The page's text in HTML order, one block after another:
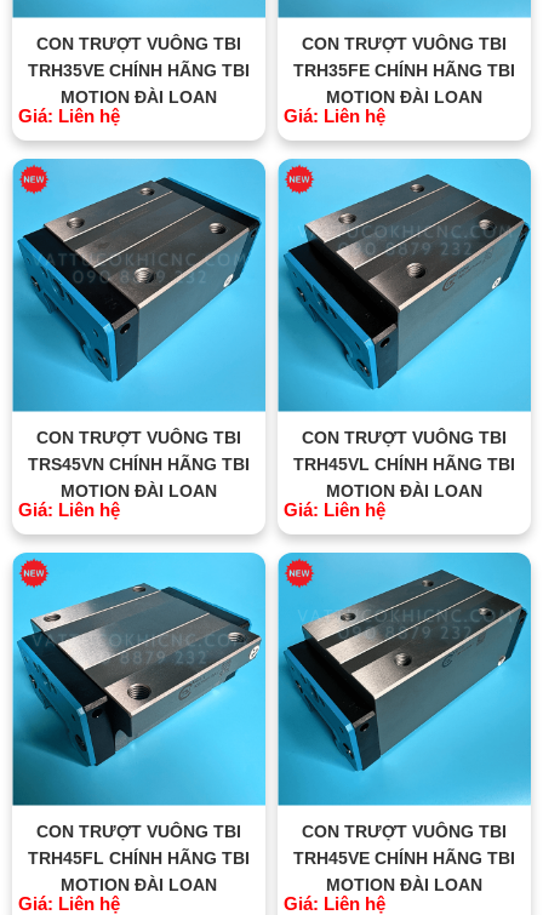
CON TRƯỢT VUÔNG TBI
TRH35VE CHÍNH HÃNG TBI
MOTION ĐÀI LOAN
Giá: Liên hệ
CON TRƯỢT VUÔNG TBI
TRH35FE CHÍNH HÃNG TBI
MOTION ĐÀI LOAN
Giá: Liên hệ
CON TRƯỢT VUÔNG TBI
TRS45VN CHÍNH HÃNG TBI
MOTION ĐÀI LOAN
Giá: Liên hệ
CON TRƯỢT VUÔNG TBI
TRH45VL CHÍNH HÃNG TBI
MOTION ĐÀI LOAN
Giá: Liên hệ
CON TRƯỢT VUÔNG TBI
TRH45FL CHÍNH HÃNG TBI
MOTION ĐÀI LOAN
Giá: Liên hệ
CON TRƯỢT VUÔNG TBI
TRH45VE CHÍNH HÃNG TBI
MOTION ĐÀI LOAN
Giá: Liên hệ